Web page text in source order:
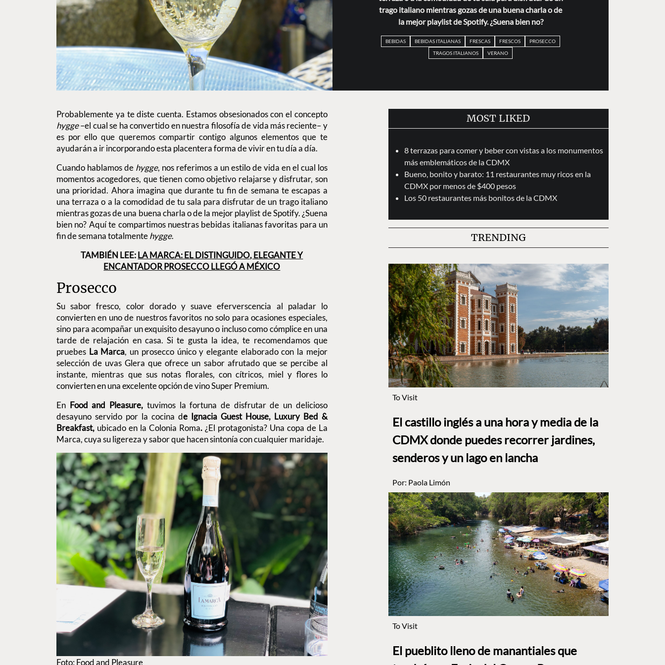
trago italiano mientras gozas de una buena charla o de
la mejor playlist de Spotify. ¿Suena bien no?
BEBIDAS BEBIDAS ITALIANAS FRESCAS FRESCOS
PROSECCO
TRAGOS ITALIANOS
VERANO
Probablemente ya te diste cuenta. Estamos obsesionados con el concepto
hygge–el cual se ha convertido en nuestra filosofía de vida más reciente– y
es por ello que queremos compartir contigo algunos elementos que te
ayudarán a ir incorporando esta placentera forma de vivir en tu día a día.
Cuando hablamos de hygge, nos referimos a un estilo de vida en el cual los
momentos acogedores, que tienen como objetivo relajarse y disfrutar, son
una prioridad. Ahora imagina que durante tu fin de semana te escapas a
una terraza o a la comodidad de tu sala para disfrutar de un trago italiano
mientras gozas de una buena charla o de la mejor playlist de Spotify. ¿Suena
bien no? Aquí te compartimos nuestras bebidas italianas favoritas para un
fin de semana totalmentehygge.
TAMBIÉN LEE:LA MARCA: EL DISTINGUIDO, ELEGANTE Y
ENCANTADOR PROSECCO LLEGÓ A MÉXICO
Prosecco
Su sabor fresco, color dorado y suave eferverscencia al paladar lo
convierten en uno de nuestros favoritos no solo para ocasiones especiales,
sino para acompañar un exquisito desayuno o incluso como cómplice en una
tarde de relajación en casa. Si te gusta la idea, te recomendamos que
pruebes La Marca, un prosecco único y elegante elaborado con la mejor
selección de uvas Glera que ofrece un sabor afrutado que se percibe al
instante, mientras que sus notas florales, con cítricos, miel y flores lo
convierten en una excelente opción de vino Super Premium.
En Food and Pleasure, tuvimos la fortuna de disfrutar de un delicioso
desayuno servido por la cocina de Ignacia Guest House, Luxury Bed &
Breakfast, ubicado en la Colonia Roma. ¿El protagonista? Una copa de La
Marca, cuya su ligereza y sabor que hacen sintonía con cualquier maridaje.
Foto: Food and Pleasure
MOST LIKED
8 terrazas para comer y beber con vistas a los monumentos
más emblemáticos de la CDMX
Bueno, bonito y barato: 11 restaurantes muy ricos en la
CDMX por menos de $400 pesos
Los 50 restaurantes más bonitos de la CDMX
TRENDING
To Visit
El castillo inglés a una hora y media de la
CDMX donde puedes recorrer jardines,
senderos y un lago en lancha
Por: Paola Limón
To Visit
El pueblito lleno de manantiales que